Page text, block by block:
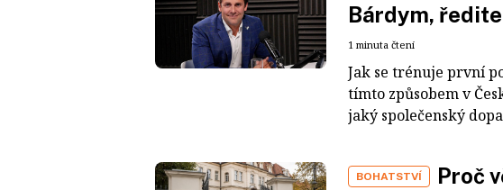
Bárdym,
1 minuta čtení
Jak se trénuje první
tímto způsobem v
jaký společenský
BOHATSTVÍ
Proč